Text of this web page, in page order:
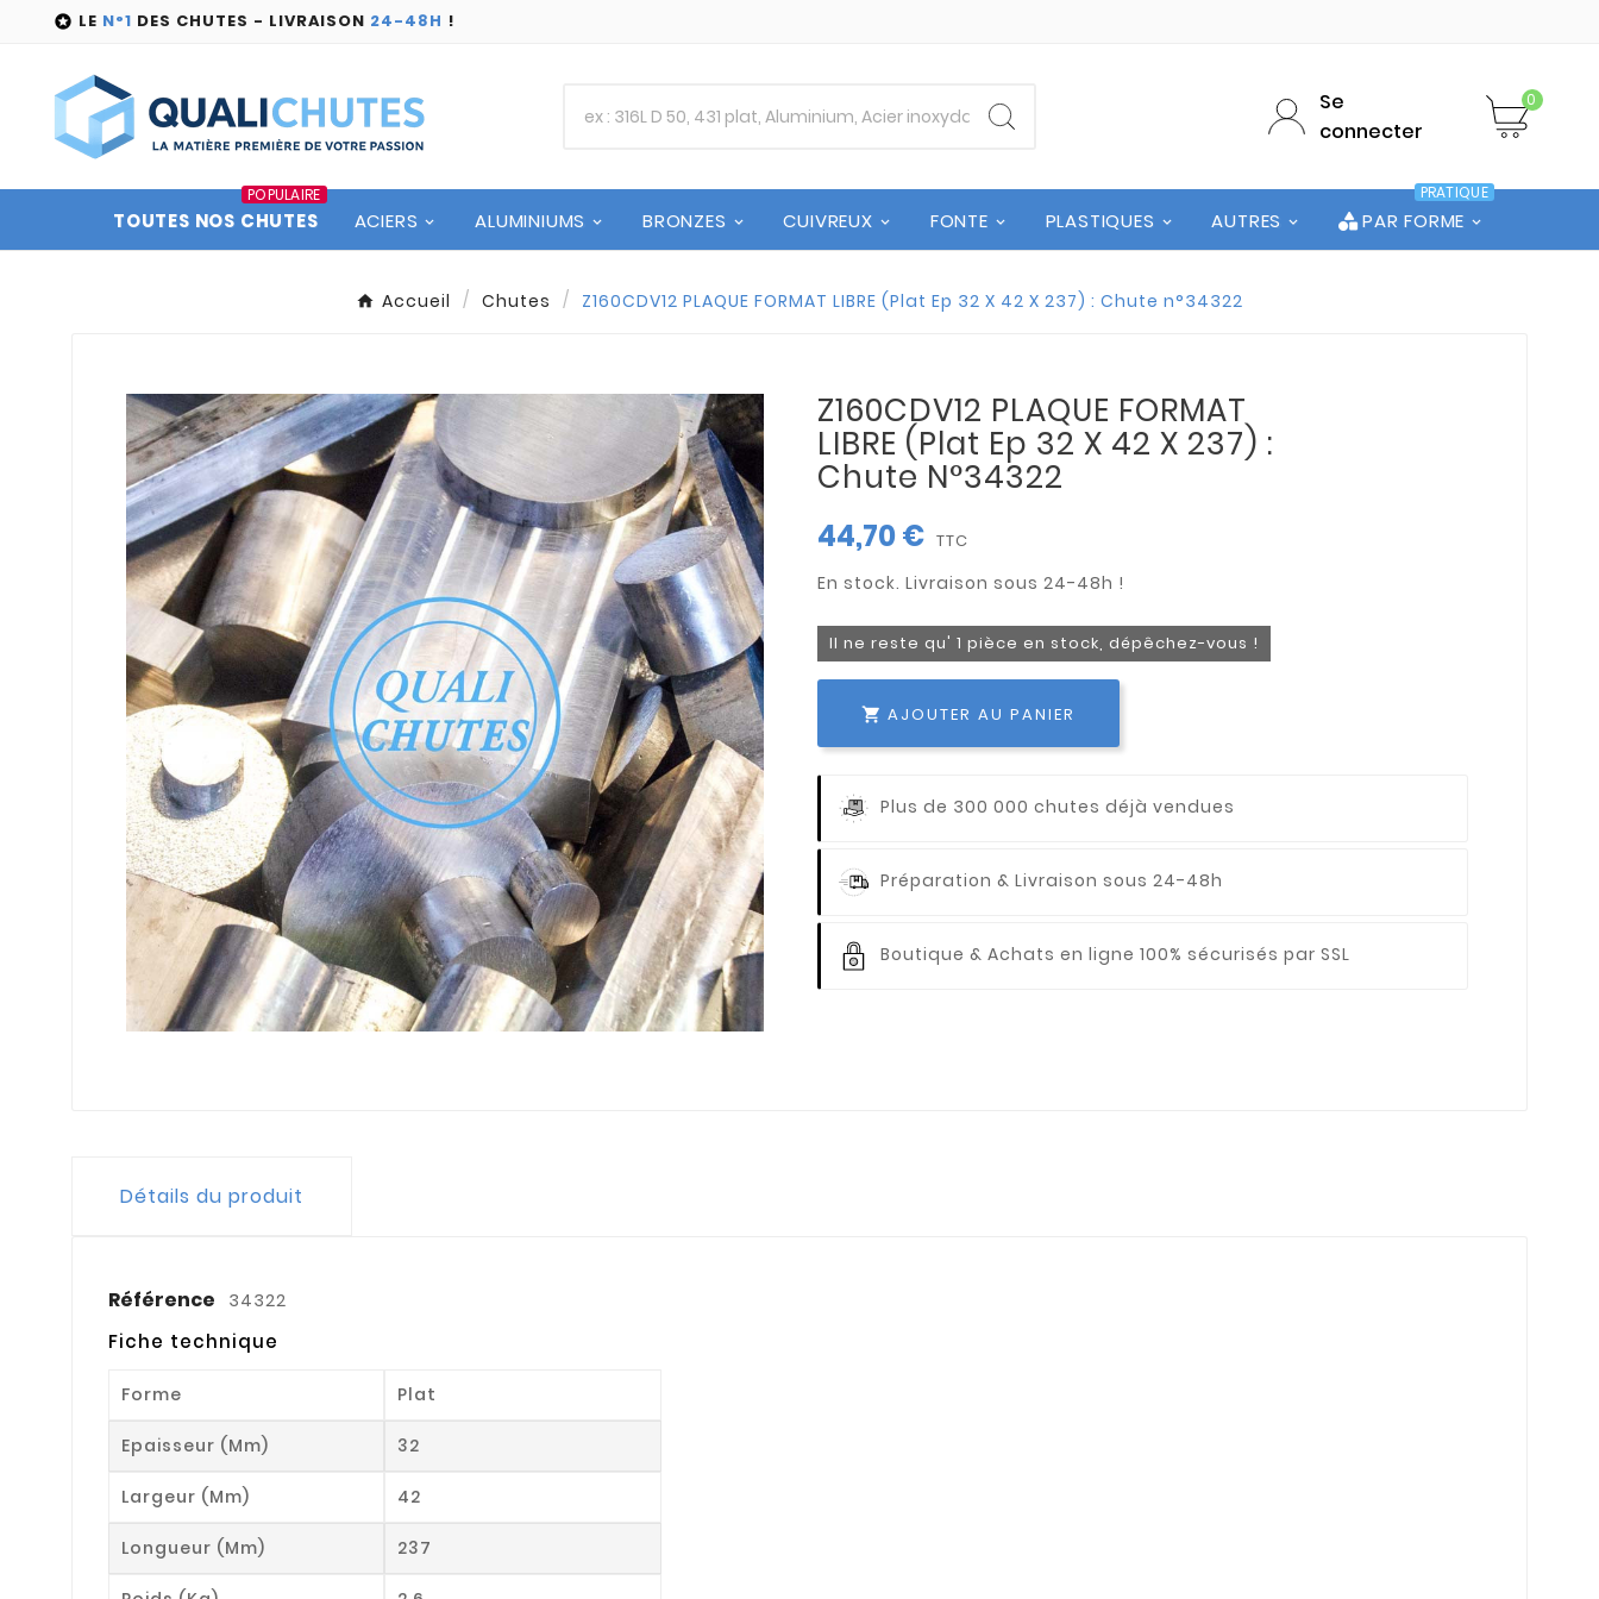
 LE N°1 DES CHUTES - LIVRAISON 24-48H !
Se
connecter
0
TOUTES NOS CHUTES
POPULAIRE
ACIERS ALUMINIUMS BRONZES CUIVREUX FONTE PLASTIQUES AUTRES PAR FORME
PRATIQUE
Accueil Chutes Z160CDV12 PLAQUE FORMAT LIBRE (Plat Ep 32 X 42 X 237) : Chute n°34322
Z160CDV12 PLAQUE FORMAT
LIBRE (Plat Ep 32 X 42 X 237) :
Chute N°34322
44,70 € TTC
Il ne reste qu' 1 pièce en stock, dépêchez-vous !
 AJOUTER AU PANIER
Plus de 300 000 chutes déjà vendues
Préparation & Livraison sous 24-48h
Boutique & Achats en ligne 100% sécurisés par SSL
Détails du produit
Référence 34322
Fiche technique
Forme Plat
Epaisseur (mm) 32
Largeur (mm) 42
Longueur (mm) 237